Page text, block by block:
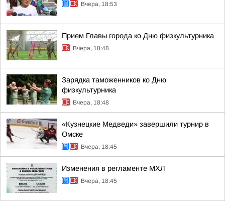
Вчера, 18:53
Прием Главы города ко Дню физкультурника
Вчера, 18:48
Зарядка таможенников ко Дню
физкультурника
Вчера, 18:48
«Кузнецкие Медведи» завершили турнир в
Омске
Вчера, 18:45
Изменения в регламенте МХЛ
Вчера, 18:45